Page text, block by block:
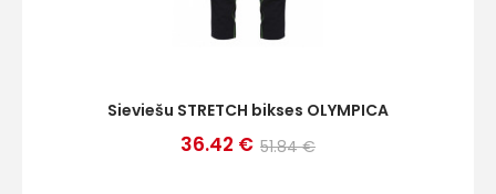
Sieviešu STRETCH bikses OLYMPICA
36.42 € 51.84 €